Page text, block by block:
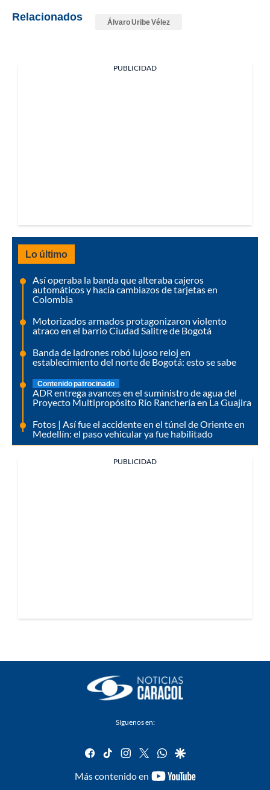
Relacionados Álvaro Uribe Vélez
PUBLICIDAD
Lo último
Así operaba la banda que alteraba cajeros
automáticos y hacía cambiazos de tarjetas en
Colombia
Motorizados armados protagonizaron violento
atraco en el barrio Ciudad Salitre de Bogotá
Banda de ladrones robó lujoso reloj en
establecimiento del norte de Bogotá: esto se sabe
Contenido patrocinado
ADR entrega avances en el suministro de agua del
Proyecto Multipropósito Río Ranchería en La Guajira
Fotos | Así fue el accidente en el túnel de Oriente en
Medellín: el paso vehicular ya fue habilitado
PUBLICIDAD
Síguenos en:
facebook
tiktok instagram
twitterwhatsapp
google
Más contenido en
youtube-